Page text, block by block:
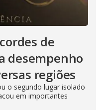
de
desempenho
regiões
o segundo lugar isolado
em importantes